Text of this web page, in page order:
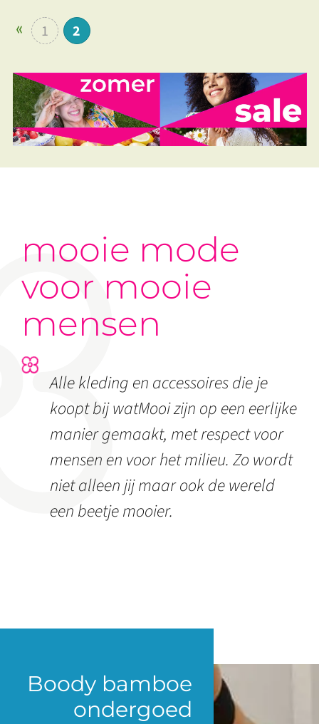
1 2
mooie mode
voor mooie
mensen
Alle kleding en accessoires die je
koopt bij watMooi zijn op een eerlijke
manier gemaakt, met respect voor
mensen en voor het milieu. Zo wordt
niet alleen jij maar ook de wereld
een beetje mooier.
Boody bamboe
ondergoed